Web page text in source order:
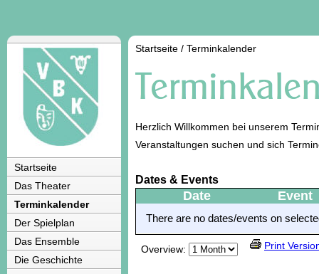
Startseite
Das Theater
Terminkalender
Der Spielplan
Das Ensemble
Die Geschichte
Startseite / Terminkalender
Herzlich Willkommen bei unserem
Veranstaltungen suchen und sich
Dates & Events
Date Event
There are no dates/events on
Overview: Print